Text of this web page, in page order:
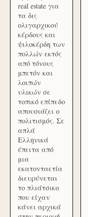
real estate για
τα δις
ολιγαρχικού
κέρδους και
ψιλοκέρδη των
πολλών εκτός
από τόνους
μπετόν και
λοιπών
υλικών σε
τοπικό επίπεδο
απουσιάζει ο
πολιτισμός. Σε
απλά
Ελληνικά
έπειτα από
μια
εκατονταετία
διευρύνεται
το πλιάτσικο
που είχαν
κάνει αρχικά